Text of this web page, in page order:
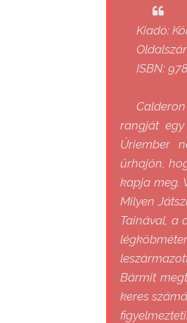
Kiadó:
ISBN:
rangját
Úriember
űrhajón,
kapja meg.
Milyen
Tainával, a
Bármit
keres